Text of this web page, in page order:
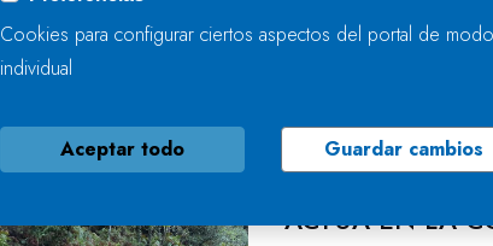
LA
ACTÚA EN LA
Cookies para configurar ciertos aspectos del portal de modo
individual
Aceptar todo Guardar cambios